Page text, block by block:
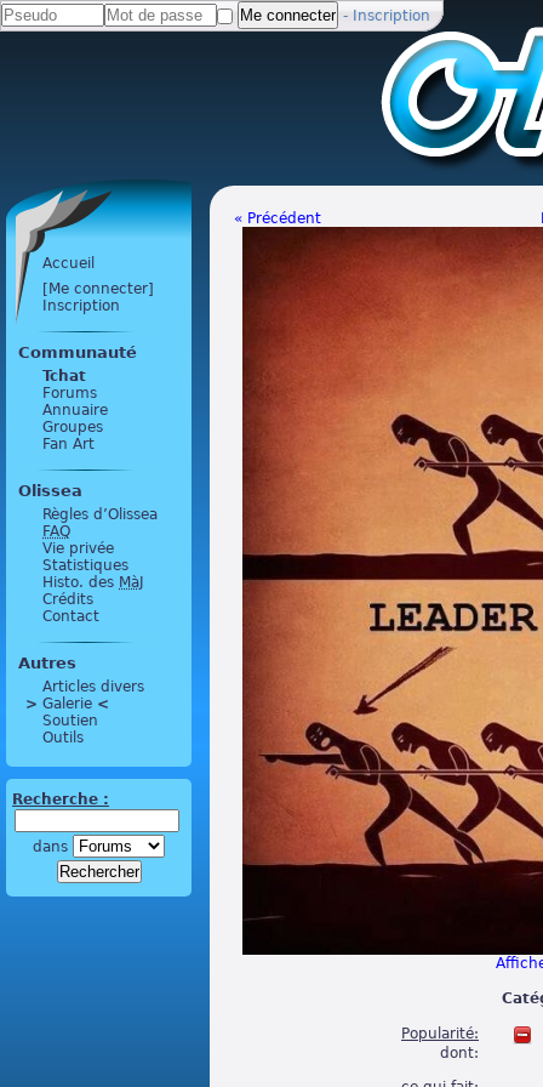
- Inscription
Accueil
[Me connecter]
Inscription
Communauté
Tchat
Forums
Annuaire
Groupes
Fan Art
Olissea
Règles d’Olissea
FAQ
Vie privée
Statistiques
Histo. des MàJ
Crédits
Contact
Autres
Articles divers
> Galerie <
Soutien
Outils
Recherche :
dans
« Précédent
Popularité:
dont: